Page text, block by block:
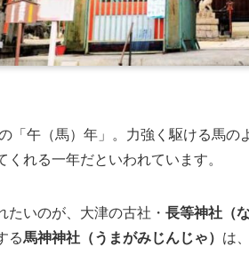
「午（馬）年」。力強く駆ける馬
くれる一年だといわれています。
たいのが、大津の古社・ 長等神社（
る馬神神社（うまがみじんじゃ） は